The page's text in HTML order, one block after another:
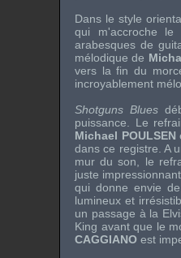
Dans le style
qui m'accroche le
arabesques de
mélodique de
vers la fin du
incroyablement
Shotguns Blues
puissance. Le
Michael POULSEN
dans ce registre. A
mur du son, le
juste
qui donne envie
lumineux et
un passage à la
King avant que le
CAGGIANO est